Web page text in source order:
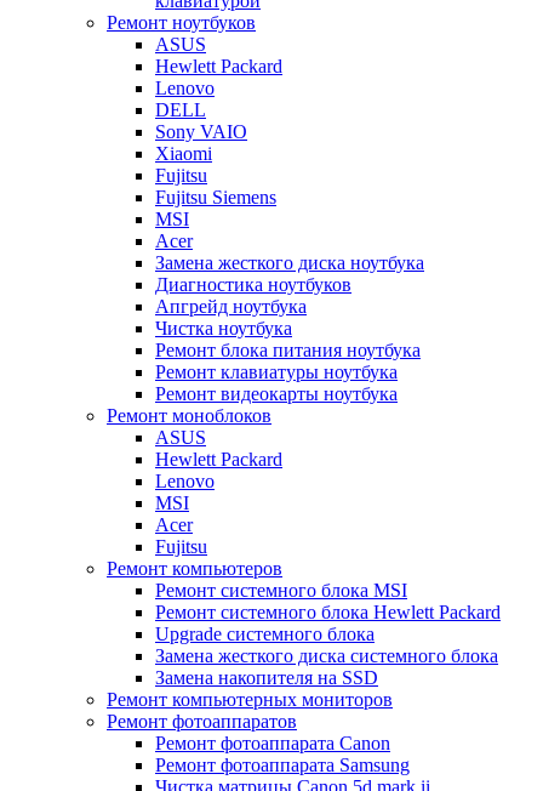
Ремонт ноутбуков
ASUS
Hewlett Packard
Lenovo
DELL
Sony VAIO
Xiaomi
Fujitsu
Fujitsu Siemens
MSI
Acer
Замена жесткого диска ноутбука
Диагностика ноутбуков
Апгрейд ноутбука
Чистка ноутбука
Ремонт блока питания ноутбука
Ремонт клавиатуры ноутбука
Ремонт видеокарты ноутбука
Ремонт моноблоков
ASUS
Hewlett Packard
Lenovo
MSI
Acer
Fujitsu
Ремонт компьютеров
Ремонт системного блока MSI
Ремонт системного блока Hewlett Packard
Upgrade системного блока
Замена жесткого диска системного блока
Замена накопителя на SSD
Ремонт компьютерных мониторов
Ремонт фотоаппаратов
Ремонт фотоаппарата Canon
Ремонт фотоаппарата Samsung
Чистка матрицы Canon 5d mark ii